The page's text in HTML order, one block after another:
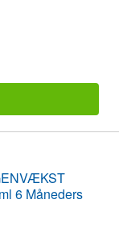
6 Måneders